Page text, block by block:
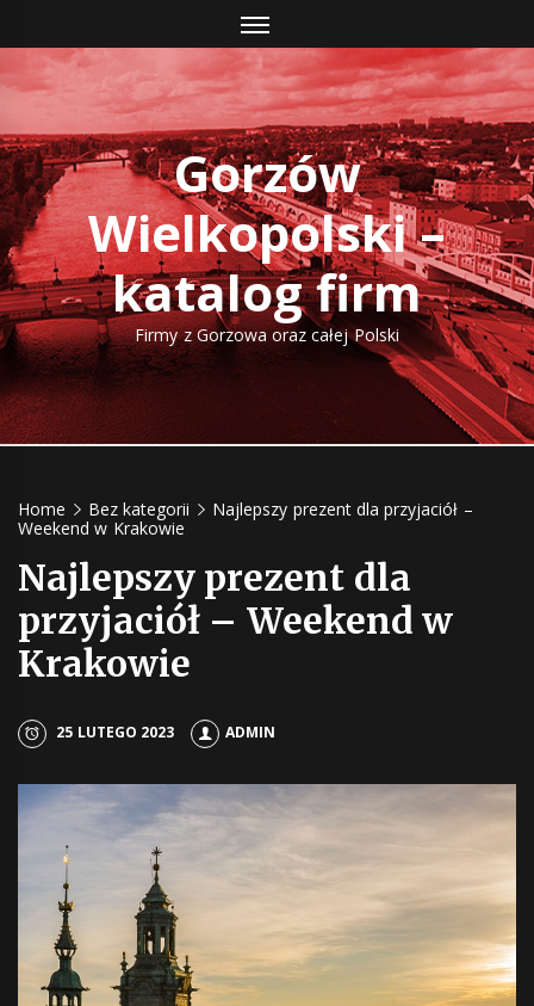
to
content
Gorzów
Wielkopolski –
katalog firm
Firmy z Gorzowa oraz całej Polski
Home Bez kategorii
Najlepszy prezent dla przyjaciół –
Weekend w Krakowie
Najlepszy prezent dla
przyjaciół – Weekend w
Krakowie
25 LUTEGO 2023 ADMIN